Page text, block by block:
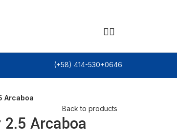
(+58) 414-530+0646
Arcaboa
Back to products
Arcaboa